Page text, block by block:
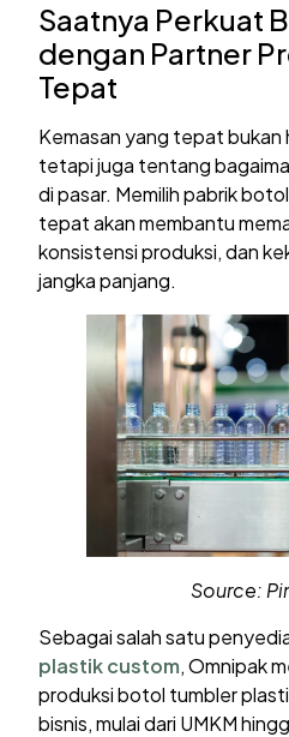
Saatnya Perkuat
dengan Partner
Tepat
Kemasan yang tepat bukan
tetapi juga tentang
di pasar. Memilih pabrik
tepat akan membantu
konsistensi produksi, dan
jangka panjang.
Source:
Sebagai salah satu
plastik custom, Omnipak
produksi botol tumbler
bisnis, mulai dari UMKM